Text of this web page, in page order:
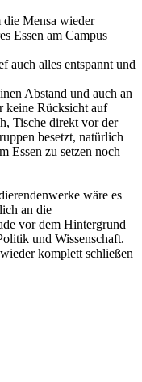
die Mensa wieder
Essen am Campus
auch alles entspannt und
Abstand und auch an
keine Rücksicht auf
Tische direkt vor der
besetzt, natürlich
Essen zu setzen noch
wäre es
an die
vor dem Hintergrund
und Wissenschaft.
komplett schließen